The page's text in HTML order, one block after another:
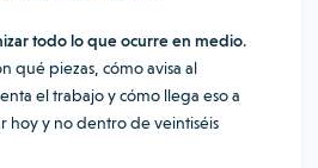
todo lo que ocurre en medio.
qué piezas, cómo avisa al
el trabajo y cómo llega eso a
hoy y no dentro de veintiséis